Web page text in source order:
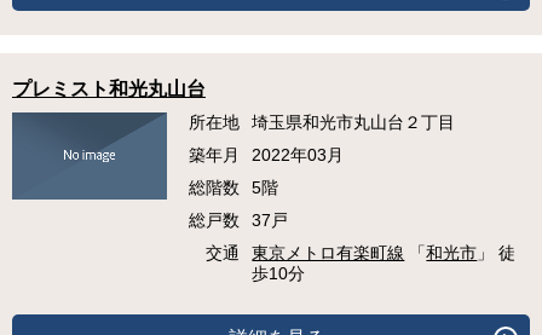
プレミスト和光丸山台
所在地
埼玉県和光市丸山台２丁目
築年月
2022年03月
総階数
5階
総戸数
37戸
交通
東京メトロ有楽町線 「和光市 」 徒
歩10分